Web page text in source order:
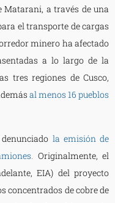
Matarani, a través de una
el transporte de cargas
minero ha afectado
a lo largo de la
tres regiones de Cusco,
al menos 16 pueblos
la emisión de
. Originalmente, el
EIA) del proyecto
concentrados de cobre de